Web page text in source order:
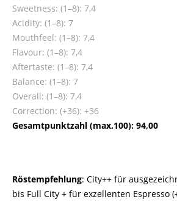
Sweetness: (1–8): 7,4
Acidity: (1–8): 7
Mouthfeel: (1–8): 7,4
Flavour: (1–8): 7,4
Aftertaste: (1–8): 7,4
Balance: (1–8): 7
Overall: (1–8): 7,4
Correction: (+36): +36
Gesamtpunktzahl (max.100): 94,00
Röstempfehlung: City++ für
bis Full City + für exzellenten Espresso